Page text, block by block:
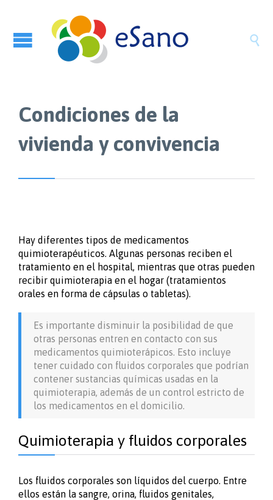

Condiciones de la
vivienda y convivencia
Hay diferentes tipos de medicamentos
quimioterapéuticos. Algunas personas reciben el
tratamiento en el hospital, mientras que otras pueden
recibir quimioterapia en el hogar (tratamientos
orales en forma de cápsulas o tabletas).
Es importante disminuir la posibilidad de que
otras personas entren en contacto con sus
medicamentos quimioterápicos. Esto incluye
tener cuidado con fluidos corporales que podrían
contener sustancias químicas usadas en la
quimioterapia, además de un control estricto de
los medicamentos en el domicilio.
Quimioterapia y fluidos corporales
Los fluidos corporales son líquidos del cuerpo. Entre
ellos están la sangre, orina, fluidos genitales,